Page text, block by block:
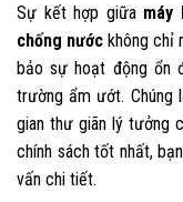
Sự kết hợp giữa máy
chống nước không chỉ
bảo sự hoạt động ổn
trường ẩm ướt. Chúng
gian thư giãn lý tưởng
chính sách tốt nhất,
vấn chi tiết.